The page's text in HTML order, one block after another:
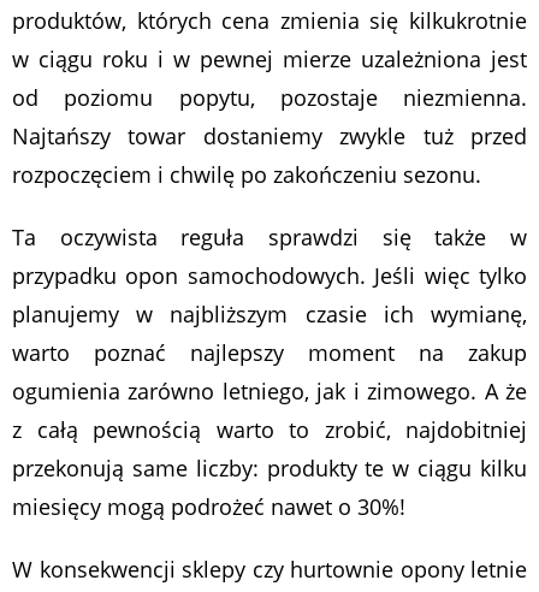
produktów, których cena zmienia się kilkukrotnie
w ciągu roku i w pewnej mierze uzależniona jest
od poziomu popytu, pozostaje niezmienna.
Najtańszy towar dostaniemy zwykle tuż przed
rozpoczęciem i chwilę po zakończeniu sezonu.
Ta oczywista reguła sprawdzi się także w
przypadku opon samochodowych. Jeśli więc tylko
planujemy w najbliższym czasie ich wymianę,
warto poznać najlepszy moment na zakup
ogumienia zarówno letniego, jak i zimowego. A że
z całą pewnością warto to zrobić, najdobitniej
przekonują same liczby: produkty te w ciągu kilku
miesięcy mogą podrożeć nawet o 30%!
W konsekwencji sklepy czy hurtownie opony letnie